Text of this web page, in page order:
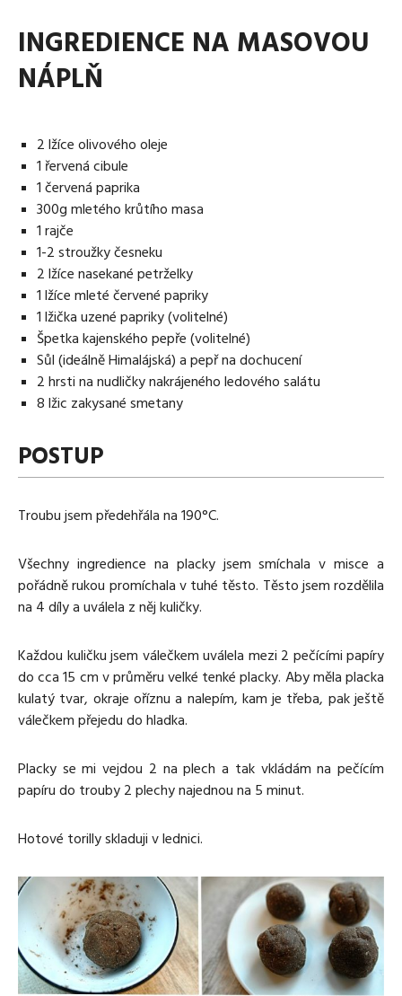
INGREDIENCE NA MASOVOU
NÁPLŇ
2 lžíce olivového oleje
1 řervená cibule
1 červená paprika
300g mletého krůtího masa
1 rajče
1-2 stroužky česneku
2 lžíce nasekané petrželky
1 lžíce mleté červené papriky
1 lžička uzené papriky (volitelné)
Špetka kajenského pepře (volitelné)
Sůl (ideálně Himalájská) a pepř na dochucení
2 hrsti na nudličky nakrájeného ledového salátu
8 lžic zakysané smetany
POSTUP
Troubu jsem předehřála na 190°C.
Všechny ingredience na placky jsem smíchala v misce a
pořádně rukou promíchala v tuhé těsto. Těsto jsem rozdělila
na 4 díly a uválela z něj kuličky.
Každou kuličku jsem válečkem uválela mezi 2 pečícími papíry
do cca 15 cm v průměru velké tenké placky. Aby měla placka
kulatý tvar, okraje oříznu a nalepím, kam je třeba, pak ještě
válečkem přejedu do hladka.
Placky se mi vejdou 2 na plech a tak vkládám na pečícím
papíru do trouby 2 plechy najednou na 5 minut.
Hotové torilly skladuji v lednici.